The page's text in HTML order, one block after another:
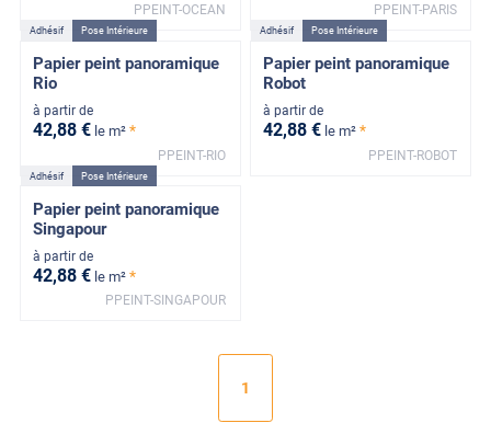
PPEINT-OCEAN PPEINT-PARIS
Adhésif Pose Intérieure
Papier peint panoramique
Rio
à partir de
42,88 € le m² *
PPEINT-RIO
Adhésif Pose Intérieure
Papier peint panoramique
Robot
à partir de
42,88 € le m² *
PPEINT-ROBOT
Adhésif Pose Intérieure
Papier peint panoramique
Singapour
à partir de
42,88 € le m² *
PPEINT-SINGAPOUR
1